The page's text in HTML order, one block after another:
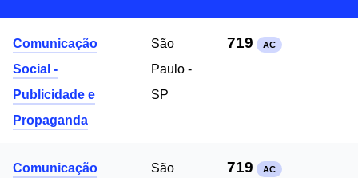
Comunicação
Social -
Publicidade e
Propaganda
São
Paulo -
SP
719 AC
Comunicação
São
719 AC